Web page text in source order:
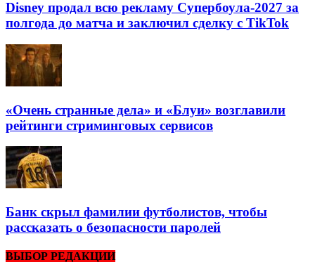
Disney продал всю рекламу Супербоула-2027 за
полгода до матча и заключил сделку с TikTok
«Очень странные дела» и «Блуи» возглавили
рейтинги стриминговых сервисов
Банк скрыл фамилии футболистов, чтобы
рассказать о безопасности паролей
ВЫБОР РЕДАКЦИИ